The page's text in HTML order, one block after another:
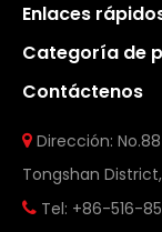
Enlaces
Categoría de
Contáctenos
 Dirección:
Tongshan
 Tel: +86-516-